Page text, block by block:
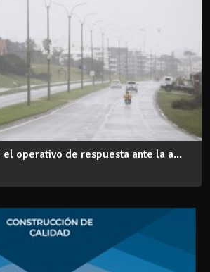
operativo de respuesta ante la a...